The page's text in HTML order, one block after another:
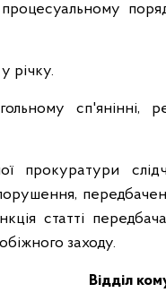
річку.
сп'янінні,
прокуратури
статті
заходу.
Відділ